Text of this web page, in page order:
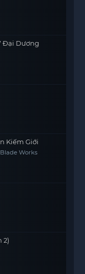
Đại Dương
Kiếm Giới
Works
2)